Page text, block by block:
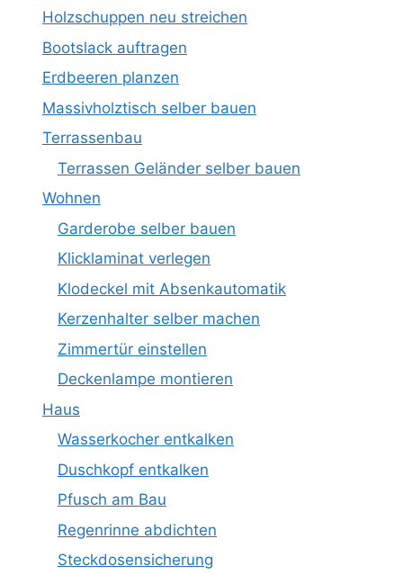
Holzschuppen neu streichen
Bootslack auftragen
Erdbeeren planzen
Massivholztisch selber bauen
Terrassenbau
Terrassen Geländer selber bauen
Wohnen
Garderobe selber bauen
Klicklaminat verlegen
Klodeckel mit Absenkautomatik
Kerzenhalter selber machen
Zimmertür einstellen
Deckenlampe montieren
Haus
Wasserkocher entkalken
Duschkopf entkalken
Pfusch am Bau
Regenrinne abdichten
Steckdosensicherung